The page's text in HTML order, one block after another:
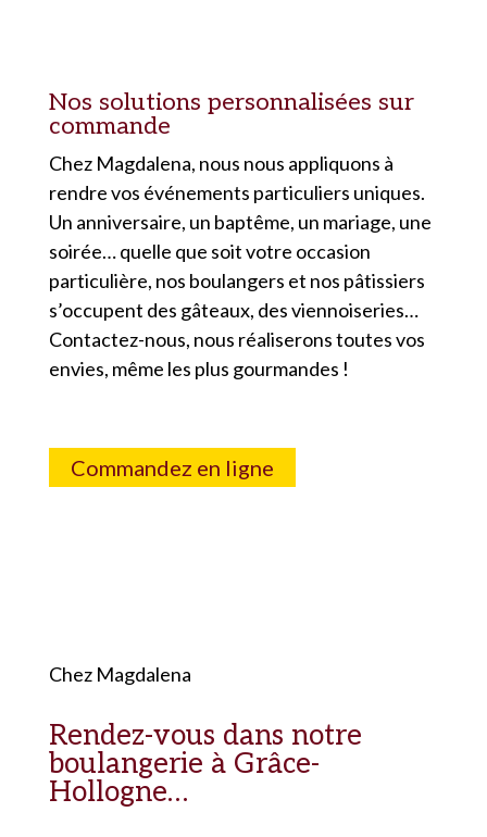
Nos solutions personnalisées sur
commande
Chez Magdalena, nous nous appliquons à
rendre vos événements particuliers uniques.
Un anniversaire, un baptême, un mariage, une
soirée… quelle que soit votre occasion
particulière, nos boulangers et nos pâtissiers
s’occupent des gâteaux, des viennoiseries…
Contactez-nous, nous réaliserons toutes vos
envies, même les plus gourmandes !
Commandez en ligne
Chez Magdalena
Rendez-vous dans notre
boulangerie à Grâce-
Hollogne…